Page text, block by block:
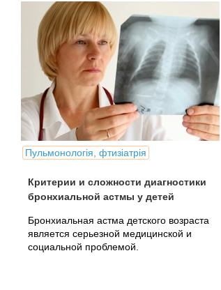
Пульмонологія, фтизіатрія
Критерии и сложности диагностики
бронхиальной астмы у детей
Бронхиальная астма детского возраста
является серьезной медицинской и
социальной проблемой.